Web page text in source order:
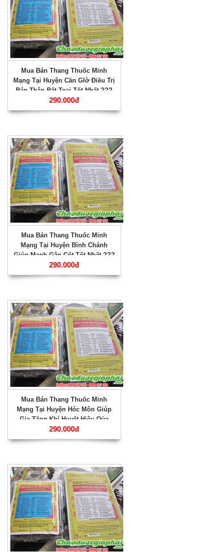
Mua Bán Thang Thuốc Minh
Mạng Tại Huyện Cần GIờ Điều Trị
Bán Thân Bất Toại Tốt Nhất ???
290.000đ
Mua Bán Thang Thuốc Minh
Mạng Tại Huyện Bình Chánh
Giúp Mạnh Gân Cốt Tốt Nhất ???
290.000đ
Mua Bán Thang Thuốc Minh
Mạng Tại Huyện Hóc Môn Giúp
Gia Tăng Khí Huyết Hiệu Qủa
Nhất ???
290.000đ